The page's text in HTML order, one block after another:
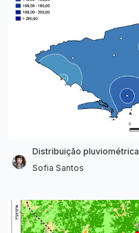
Distribuição pluviométrica
Sofia Santos